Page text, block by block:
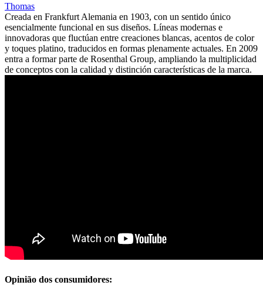
Thomas
Creada en Frankfurt Alemania en 1903, con un sentido único
esencialmente funcional en sus diseños. Líneas modernas e
innovadoras que fluctúan entre creaciones blancas, acentos de color
y toques platino, traducidos en formas plenamente actuales. En 2009
entra a formar parte de Rosenthal Group, ampliando la multiplicidad
de conceptos con la calidad y distinción características de la marca.
Opinião dos consumidores: